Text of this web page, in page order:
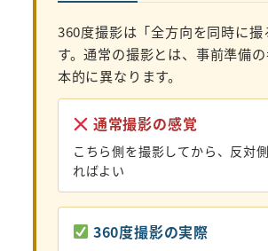
360度撮影は「全方向を同時に撮
す。通常の撮影とは、事前準備
本的に異なります。
通常撮影の感覚
こちら側を撮影してから、反対
ればよい
360度撮影の実際